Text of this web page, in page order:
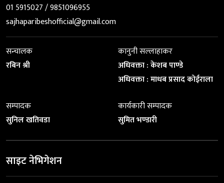
01 5915027 / 9851096955
sajhaparibeshofficial@gmail.com
सन्चालक
रबिन श्री
कानुनी सल्लाहाकर
अधिवक्ता : केशब पाण्डे
अधिवक्ता : माधब प्रसाद कोईराला
सम्पादक
सुनिल खतिवडा
कार्यकारी सम्पादक
सुमित भण्डारी
साइट नेभिगेशन